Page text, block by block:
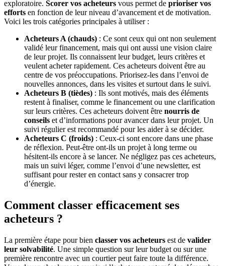
exploratoire. Scorer vos acheteurs vous permet de prioriser vos
efforts en fonction de leur niveau d’avancement et de motivation.
Voici les trois catégories principales à utiliser :
Acheteurs A (chauds) : Ce sont ceux qui ont non seulement
validé leur financement, mais qui ont aussi une vision claire
de leur projet. Ils connaissent leur budget, leurs critères et
veulent acheter rapidement. Ces acheteurs doivent être au
centre de vos préoccupations. Priorisez-les dans l’envoi de
nouvelles annonces, dans les visites et surtout dans le suivi.
Acheteurs B (tièdes) : Ils sont motivés, mais des éléments
restent à finaliser, comme le financement ou une clarification
sur leurs critères. Ces acheteurs doivent être nourris de
conseils et d’informations pour avancer dans leur projet. Un
suivi régulier est recommandé pour les aider à se décider.
Acheteurs C (froids) : Ceux-ci sont encore dans une phase
de réflexion. Peut-être ont-ils un projet à long terme ou
hésitent-ils encore à se lancer. Ne négligez pas ces acheteurs,
mais un suivi léger, comme l’envoi d’une newsletter, est
suffisant pour rester en contact sans y consacrer trop
d’énergie.
Comment classer efficacement ses
acheteurs ?
La première étape pour bien classer vos acheteurs est de valider
leur solvabilité. Une simple question sur leur budget ou sur une
première rencontre avec un courtier peut faire toute la différence.